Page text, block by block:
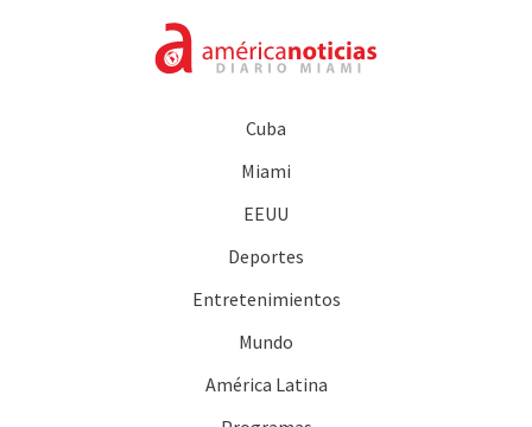
Cuba
Miami
EEUU
Deportes
Entretenimientos
Mundo
América Latina